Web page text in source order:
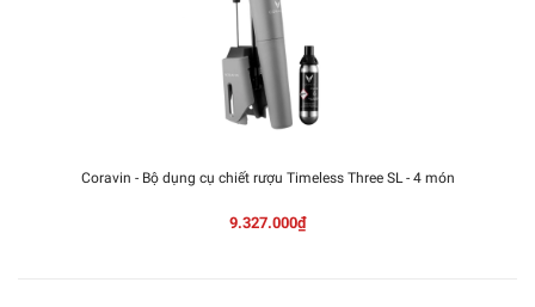
Coravin - Bộ dụng cụ chiết rượu Timeless Three SL - 4 món
9.327.000₫